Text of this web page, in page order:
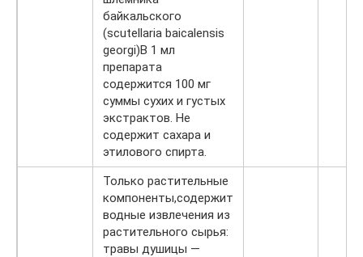
байкальского
(scutellaria baicalensis
georgi)В 1 мл
препарата
содержится 100 мг
суммы сухих и густых
экстрактов. Не
содержит сахара и
этилового спирта.
Только растительные
компоненты,содержит
водные извлечения из
растительного сырья:
травы душицы —